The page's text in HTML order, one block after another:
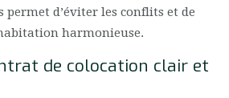
permet d’éviter les conflits et de
harmonieuse.
de colocation clair et